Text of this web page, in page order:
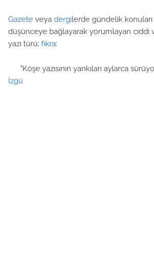
Gazete veya dergilerde gündelik
düşünceye bağlayarak yorumlayan ciddi
yazı türü; fıkra:
"Köşe yazısının yankıları aylarca
İzgü